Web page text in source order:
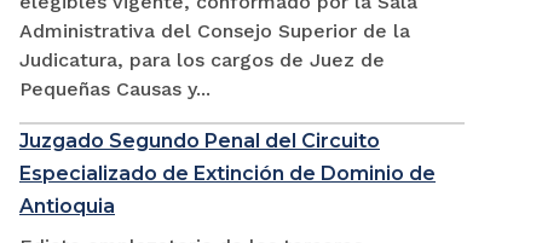
Administrativa del Consejo Superior de la
Judicatura, para los cargos de Juez de
Pequeñas Causas y...
Juzgado Segundo Penal del Circuito
Especializado de Extinción de Dominio de
Antioquia